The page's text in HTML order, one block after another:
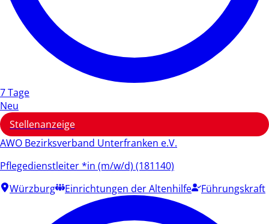
7 Tage
Neu
Stellenanzeige
AWO Bezirksverband Unterfranken e.V.
Pflegedienstleiter *in (m/w/d) (181140)
Würzburg
Einrichtungen der Altenhilfe Führungskraft